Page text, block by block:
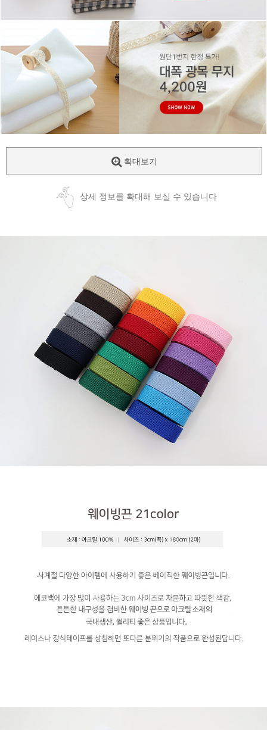
확대보기
상세 정보를 확대해 보실 수 있습니다